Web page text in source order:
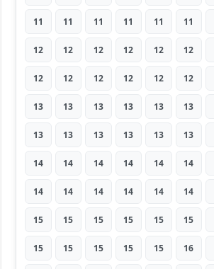
11 11 11 11 11 11
12 12 12 12 12 12
12 12 12 12 12 12
13 13 13 13 13 13
13 13 13 13 13 13
14 14 14 14 14 14
14 14 14 14 14 14
15 15 15 15 15 15
15 15 15 15 15 16